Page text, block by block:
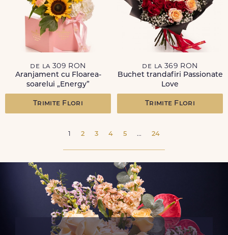
de la 309 RON
Aranjament cu Floarea-
soarelui „Energy”
Trimite Flori
de la 369 RON
Buchet trandafiri Passionate
Love
Trimite Flori
1 2 3 4 5 ... 24